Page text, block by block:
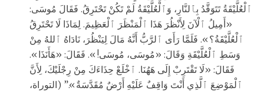
ٱلْعُلَّيْقَةُ تَتَوَقَّدُ بِٱلنَّارِ، وَٱلْعُلَّيْقَةُ لَمْ تَكُنْ تَحْتَرِقُ. فَقَالَ مُوسَى:
«أَمِيلُ ٱلْآنَ لِأَنْظُرَ هَذَا ٱلْمَنْظَرَ ٱلْعَظِيمَ. لِمَاذَا لَا تَحْتَرِقُ
ٱلْعُلَّيْقَةُ؟». فَلَمَّا رَأَى ٱلرَّبُّ أَنَّهُ مَالَ لِيَنْظُرَ، نَادَاهُ ٱللهُ مِنْ
وَسَطِ ٱلْعُلَّيْقَةِ وَقَالَ: «مُوسَى، مُوسَى!». فَقَالَ: «هَأَنَذَا».
فَقَالَ: «لَا تَقْتَرِبْ إِلَى هَهُنَا. ٱخْلَعْ حِذَاءَكَ مِنْ رِجْلَيْكَ، لِأَنَّ
ٱلْمَوْضِعَ ٱلَّذِي أَنْتَ وَاقِفٌ عَلَيْهِ أَرْضٌ مُقَدَّسَةٌ».” (التوراة،